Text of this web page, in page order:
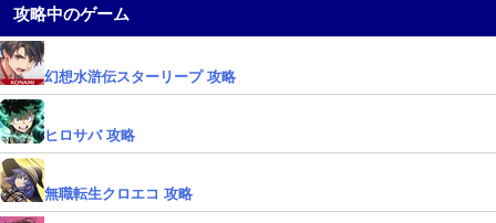
攻略中のゲーム
幻想水滸伝スターリープ 攻略
ヒロサバ 攻略
無職転生クロエコ 攻略